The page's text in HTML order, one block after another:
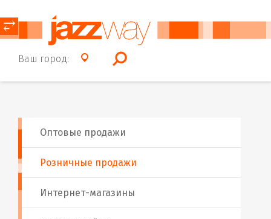
Ваш город:
⥂
Оптовые продажи
Розничные продажи
Интернет-магазины